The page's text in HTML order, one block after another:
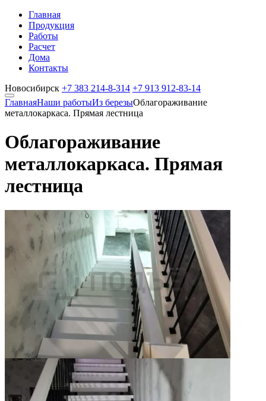
Главная
Продукция
Работы
Расчет
Дома
Контакты
Новосибирск +7 383 214-8-314 +7 913 912-83-14
ГлавнаяНаши работыИз березыОблагораживание
металлокаркаса. Прямая лестница
Облагораживание
металлокаркаса. Прямая
лестница